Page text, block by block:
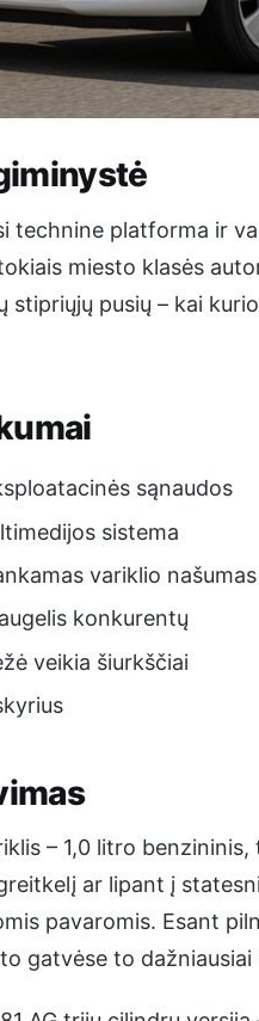
technine platforma ir
miesto klasės
stipriųjų pusių – kai
sąnaudos
sistema
variklio našumas
konkurentų
veikia šiurkščiai
– 1,0 litro
ar lipant į
pavaromis. Esant
gatvėse to dažniausiai